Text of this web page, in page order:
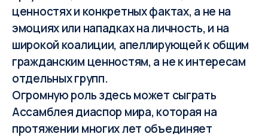
ценностях и конкретных фактах, а не на
эмоциях или нападках на личность, и на
широкой коалиции, апеллирующей к общим
гражданским ценностям, а не к интересам
отдельных групп.
Огромную роль здесь может сыграть
Ассамблея диаспор мира, которая на
протяжении многих лет объединяет